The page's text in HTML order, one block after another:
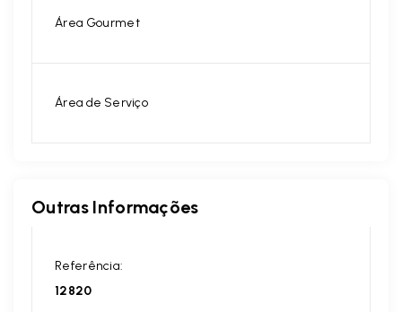
Área Gourmet
Área de Serviço
Outras Informações
Referência:
12820